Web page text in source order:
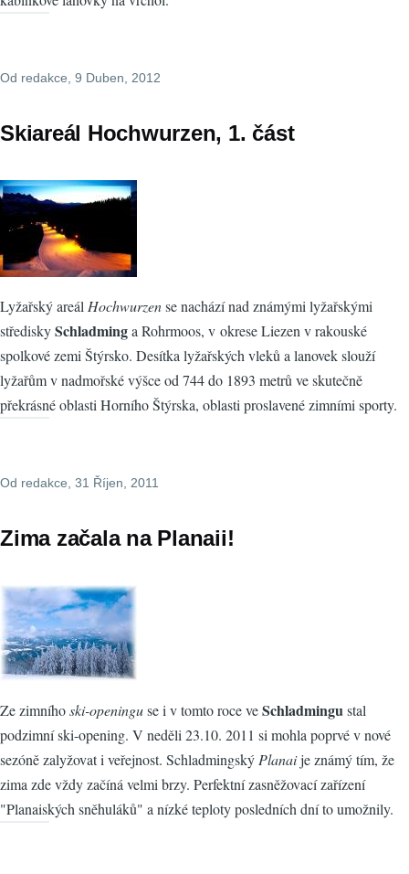
Od redakce, 9 Duben, 2012
Skiareál Hochwurzen, 1. část
Lyžařský areál Hochwurzense nachází nad známými lyžařskými
střediskySchladminga Rohrmoos, v okrese Liezen v rakouské
spolkové zemi Štýrsko. Desítka lyžařských vleků a lanovek slouží
lyžařům v nadmořské výšce od 744 do 1893 metrů ve skutečně
překrásné oblasti Horního Štýrska, oblasti proslavené zimními sporty.
Od redakce , 31 Říjen, 2011
Zima začala na Planaii!
Ze zimníhoski-openinguse i v tomto roce veSchladmingustal
podzimní ski-opening. V neděli 23.10. 2011 si mohla poprvé v nové
sezóně zalyžovat i veřejnost. Schladmingský Planaije známý tím, že
zima zde vždy začíná velmi brzy. Perfektní zasněžovací zařízení
"Planaiských sněhuláků" a nízké teploty posledních dní to umožnily.